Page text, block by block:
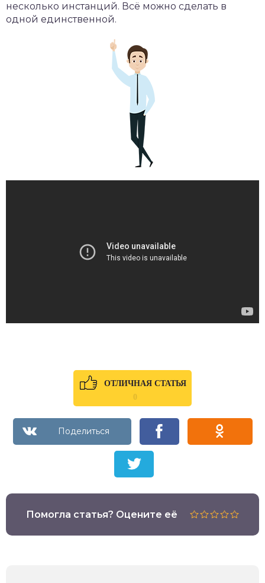
несколько инстанций. Всё можно сделать в
одной единственной.
ОТЛИЧНАЯ СТАТЬЯ
0
Помогла статья? Оцените её